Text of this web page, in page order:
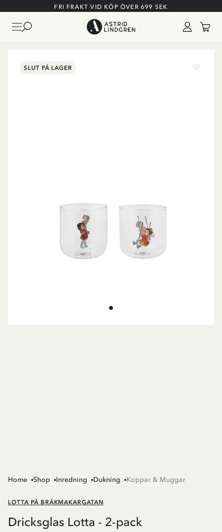
FRI FRAKT VID KÖP ÖVER 699 SEK
SLUT PÅ LAGER
Home Shop Inredning Dukning Koppar & Muggar
LOTTA PÅ BRÅKMAKARGATAN
Dricksglas Lotta - 2-pack